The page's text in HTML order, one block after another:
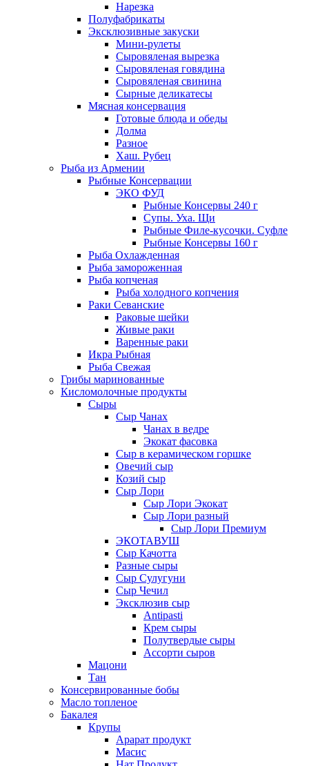
Нарезка
Полуфабрикаты
Эксклюзивные закуски
Мини-рулеты
Сыровяленая вырезка
Сыровяленая говядина
Сыровяленая свинина
Сырные деликатесы
Мясная консервация
Готовые блюда и обеды
Долма
Разное
Хаш. Рубец
Рыба из Армении
Рыбные Консервации
ЭКО ФУД
Рыбные Консервы 240 г
Супы. Уха. Щи
Рыбные Филе-кусочки. Суфле
Рыбные Консервы 160 г
Рыба Охлажденная
Рыба замороженная
Рыба копченая
Рыба холодного копчения
Раки Севанские
Раковые шейки
Живые раки
Варенные раки
Икра Рыбная
Рыба Свежая
Грибы маринованные
Кисломолочные продукты
Сыры
Сыр Чанах
Чанах в ведре
Экокат фасовка
Сыр в керамическом горшке
Овечий сыр
Козий сыр
Сыр Лори
Сыр Лори Экокат
Сыр Лори разный
Сыр Лори Премиум
ЭКОТАВУШ
Сыр Качотта
Разные сыры
Сыр Сулугуни
Сыр Чечил
Эксклюзив сыр
Antipasti
Крем сыры
Полутвердые сыры
Ассорти сыров
Мацони
Тан
Консервированные бобы
Масло топленое
Бакалея
Крупы
Арарат продукт
Масис